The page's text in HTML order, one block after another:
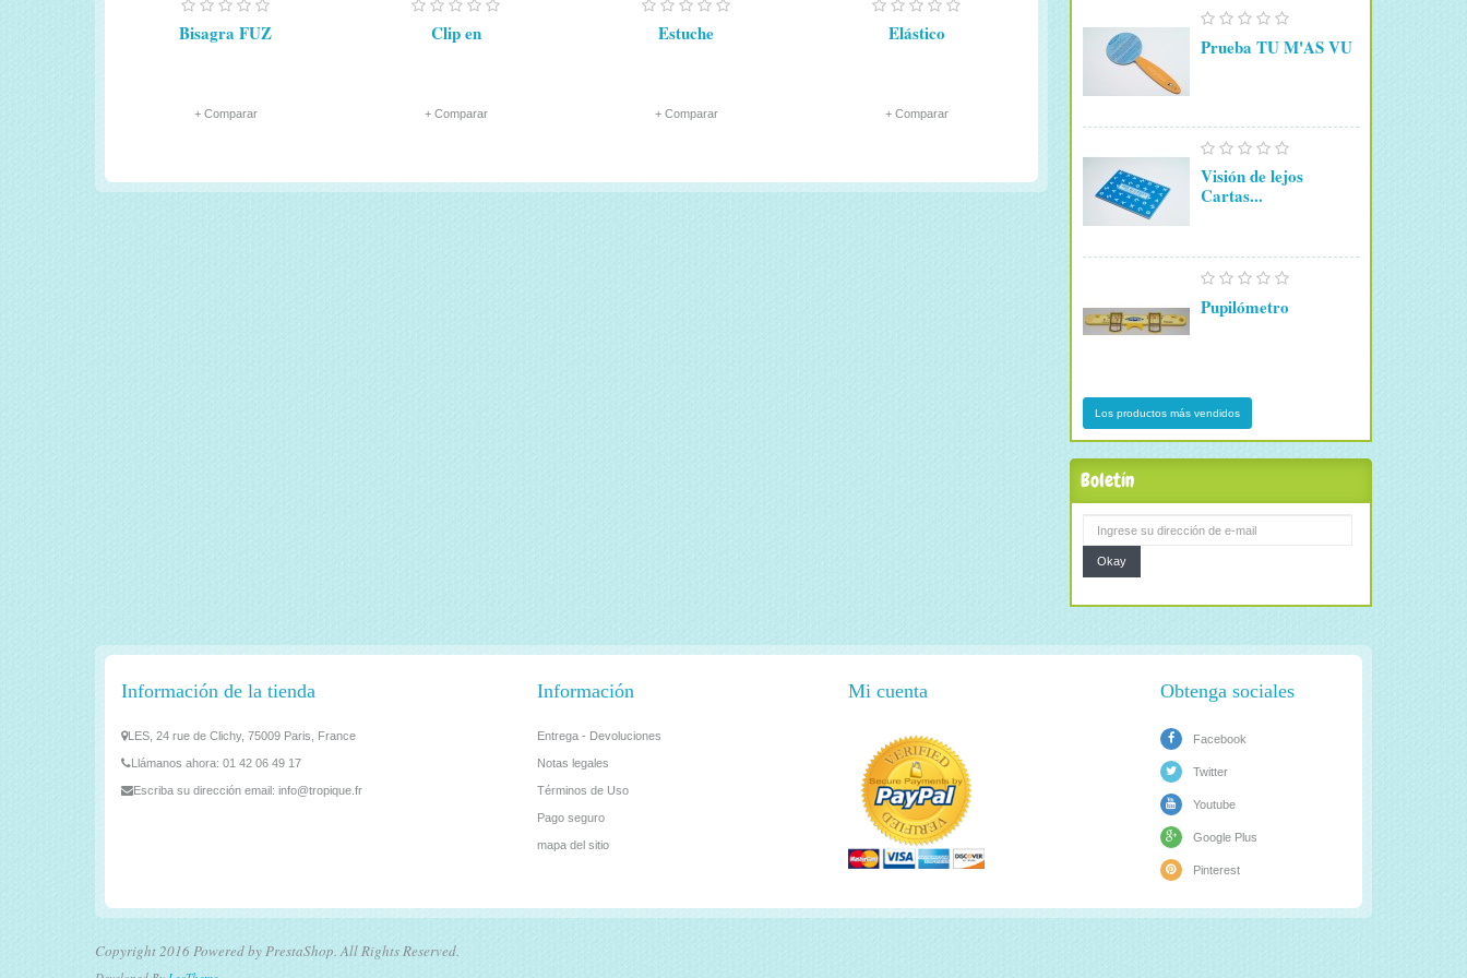
Bisagra FUZ
+ Comparar
Clip en
+ Comparar
Estuche
+ Comparar
Elástico
+ Comparar
Prueba TU M'AS VU
Visión de lejos
Cartas...
Pupilómetro
Los productos más vendidos
Boletín
Okay
Información de la tienda
LES, 24 rue de Clichy, 75009 Paris, France
Llámanos ahora: 01 42 06 49 17
Escriba su dirección email: info@tropique.fr
Información
Entrega - Devoluciones
Notas legales
Términos de Uso
Pago seguro
mapa del sitio
Mi cuenta Obtenga sociales
Facebook
Twitter
Youtube
Google Plus
Pinterest
Copyright 2016 Powered by PrestaShop. All Rights Reserved.